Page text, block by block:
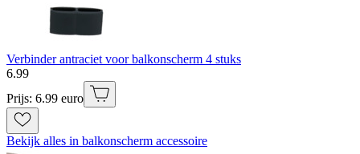
Verbinder antraciet voor balkonscherm 4 stuks
6.99
Prijs: 6.99 euro
Bekijk alles in balkonscherm accessoire